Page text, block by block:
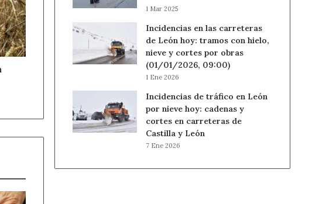
1 Mar 2025
Incidencias en las carreteras
de León hoy: tramos con hielo,
nieve y cortes por obras
(01/01/2026, 09:00)
1 Ene 2026
Incidencias de tráfico en León
por nieve hoy: cadenas y
cortes en carreteras de
Castilla y León
7 Ene 2026